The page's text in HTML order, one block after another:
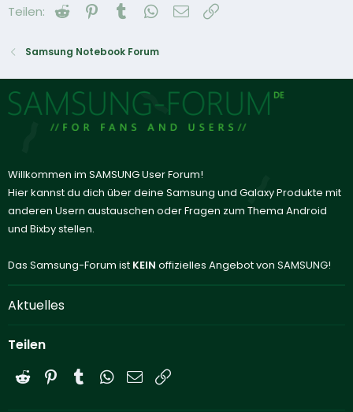
Teilen: Reddit Pinterest
Tumblr WhatsApp
E-Mail
Samsung Notebook Forum
Willkommen im SAMSUNG User Forum!
Hier kannst du dich über deine Samsung und Galaxy Produkte mit
anderen Usern austauschen oder Fragen zum Thema Android
und Bixby stellen.
Das Samsung-Forum ist KEIN offizielles Angebot von SAMSUNG!
Aktuelles
Teilen
Reddit PinterestTumblrWhatsApp
E-Mail